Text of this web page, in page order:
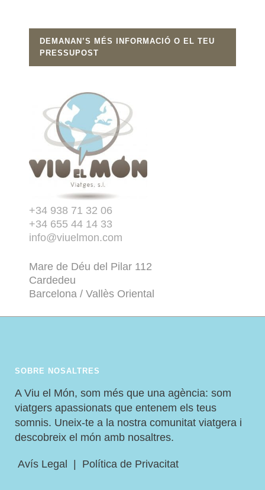
DEMANAN’S MÉS INFORMACIÓ O EL TEU
PRESSUPOST
+34 938 71 32 06
+34 655 44 14 33
info@viuelmon.com
Mare de Déu del Pilar 112
Cardedeu
Barcelona / Vallès Oriental
SOBRE NOSALTRES
A Viu el Món, som més que una agència: som
viatgers apassionats que entenem els teus
somnis. Uneix-te a la nostra comunitat viatgera i
descobreix el món amb nosaltres.
Avís Legal Política de Privacitat